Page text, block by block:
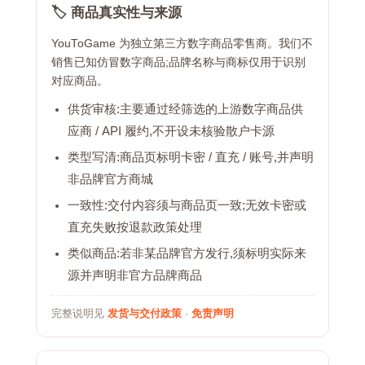
🏷️ 商品真实性与来源
YouToGame 为独立第三方数字商品零售商。我们不
销售已知仿冒数字商品;品牌名称与商标仅用于识别
对应商品。
供货审核:主要通过经筛选的上游数字商品供
应商 / API 履约,不开设未核验散户卡源
类型写清:商品页标明卡密 / 直充 / 账号,并声明
非品牌官方商城
一致性:交付内容须与商品页一致;无效卡密或
直充失败按退款政策处理
类似商品:若非某品牌官方发行,须标明实际来
源并声明非官方品牌商品
完整说明见 发货与交付政策 · 免责声明